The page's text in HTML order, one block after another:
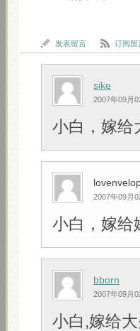
发表留言 订阅留
sike
2007年09月
小白，嫁给
2007年09月
小白，嫁给
bborn
2007年09月
小白,嫁给